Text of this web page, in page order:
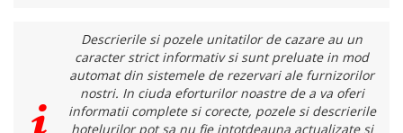
Descrierile si pozele unitatilor de cazare au un
caracter strict informativ si sunt preluate in mod
automat din sistemele de rezervari ale furnizorilor
nostri. In ciuda eforturilor noastre de a va oferi
informatii complete si corecte, pozele si descrierile
hotelurilor pot sa nu fie intotdeauna actualizate si